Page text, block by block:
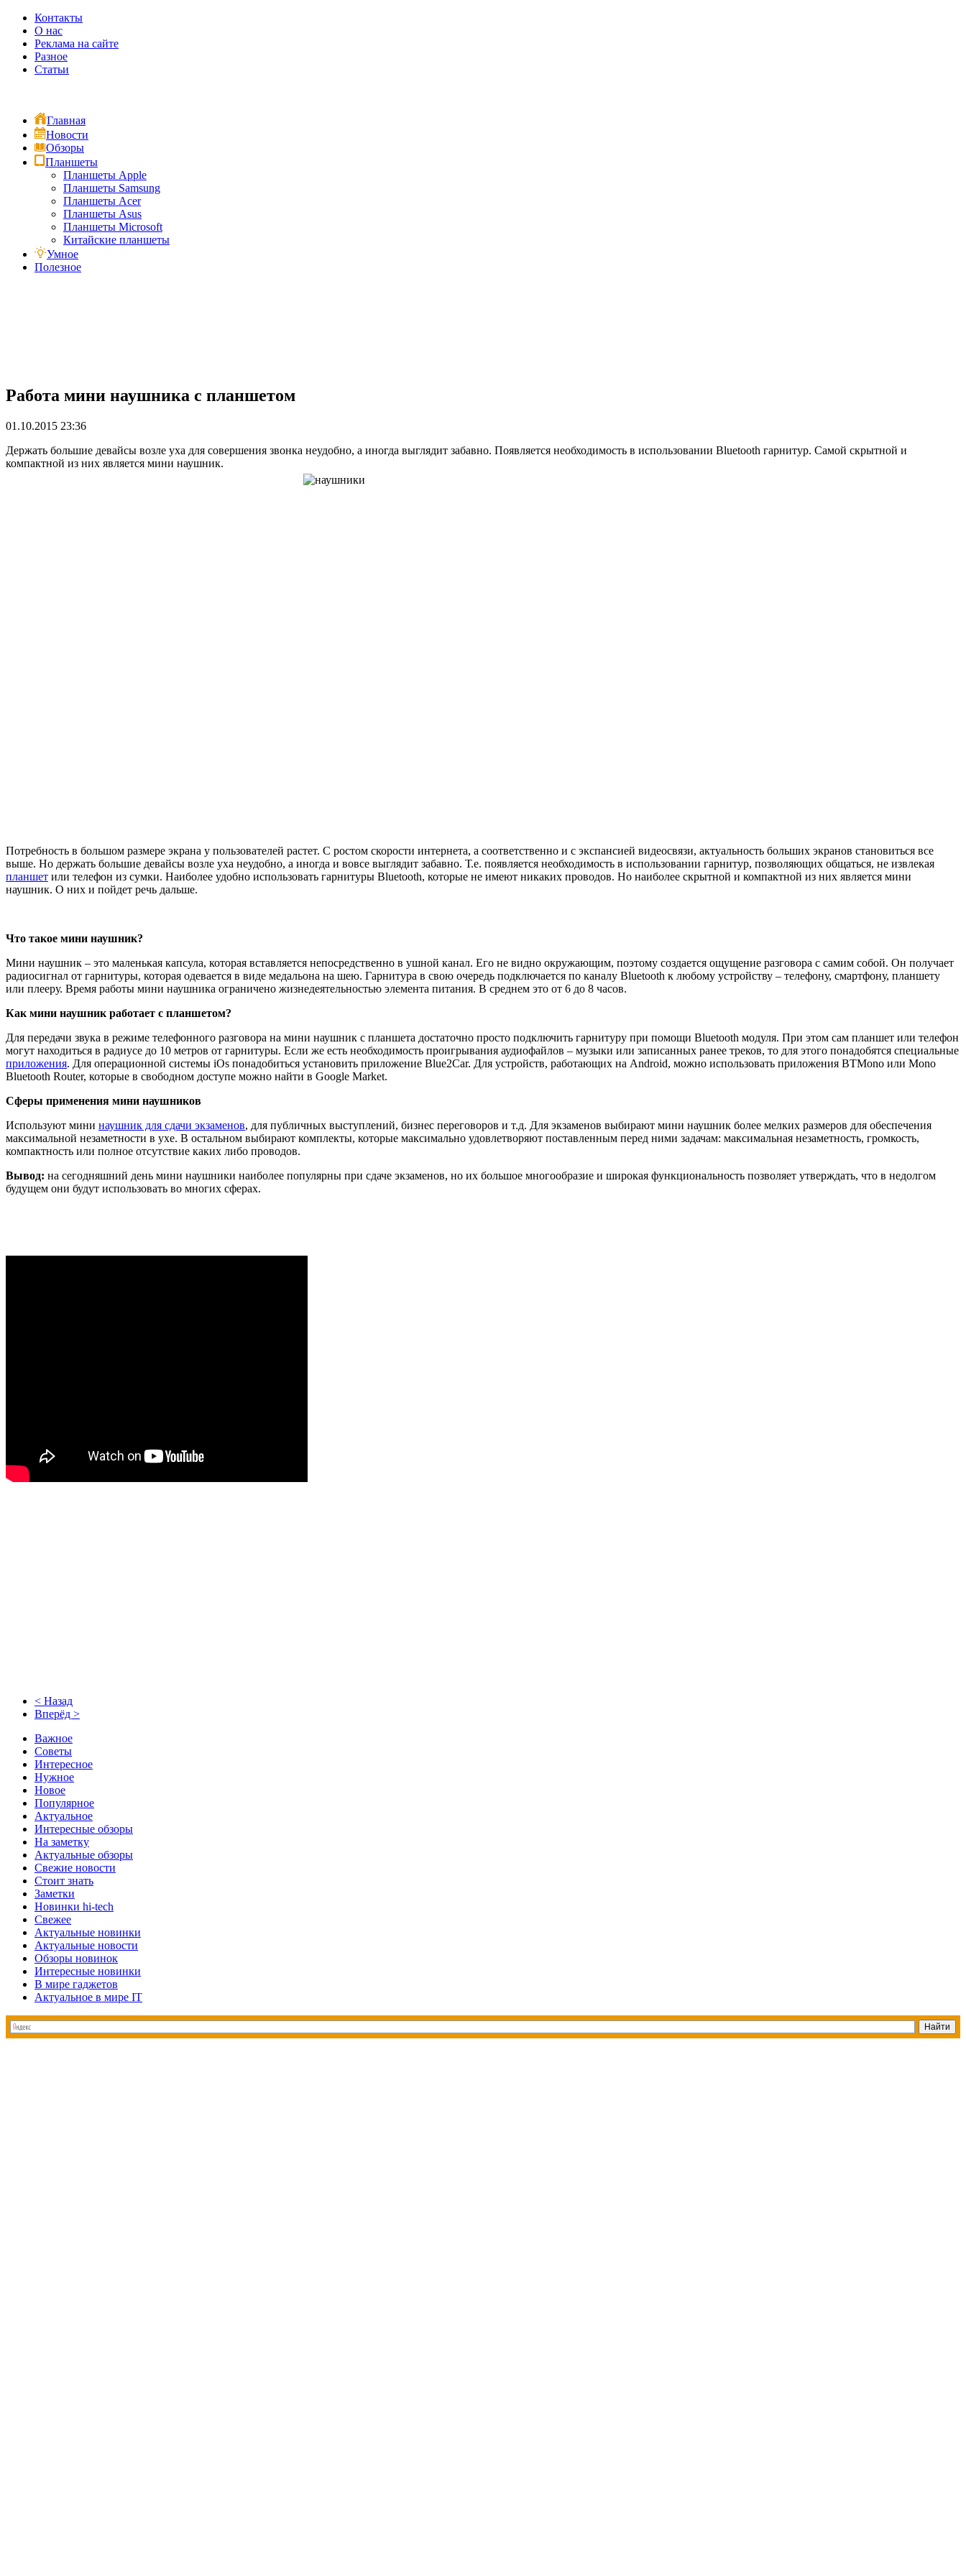
Контакты
О нас
Реклама на сайте
Разное
Статьи
Главная
Новости
Обзоры
Планшеты
Планшеты Apple
Планшеты Samsung
Планшеты Acer
Планшеты Asus
Планшеты Microsoft
Китайские планшеты
Умное
Полезное
Работа мини наушника с планшетом
01.10.2015 23:36
Держать большие девайсы возле уха для совершения звонка неудобно, а иногда выглядит забавно. Появляется необходимость в использовании Bluetooth гарнитур. Самой скрытной и
компактной из них является мини наушник.
Потребность в большом размере экрана у пользователей растет. С ростом скорости интернета, а соответственно и с экспансией видеосвязи, актуальность больших экранов становиться все
выше. Но держать большие девайсы возле уха неудобно, а иногда и вовсе выглядит забавно. Т.е. появляется необходимость в использовании гарнитур, позволяющих общаться, не извлекая
планшет или телефон из сумки. Наиболее удобно использовать гарнитуры Bluetooth, которые не имеют никаких проводов. Но наиболее скрытной и компактной из них является мини
наушник. О них и пойдет речь дальше.
Что такое мини наушник?
Мини наушник – это маленькая капсула, которая вставляется непосредственно в ушной канал. Его не видно окружающим, поэтому создается ощущение разговора с самим собой. Он получает
радиосигнал от гарнитуры, которая одевается в виде медальона на шею. Гарнитура в свою очередь подключается по каналу Bluetooth к любому устройству – телефону, смартфону, планшету
или плееру. Время работы мини наушника ограничено жизнедеятельностью элемента питания. В среднем это от 6 до 8 часов.
Как мини наушник работает с планшетом?
Для передачи звука в режиме телефонного разговора на мини наушник с планшета достаточно просто подключить гарнитуру при помощи Bluetooth модуля. При этом сам планшет или телефон
могут находиться в радиусе до 10 метров от гарнитуры. Если же есть необходимость проигрывания аудиофайлов – музыки или записанных ранее треков, то для этого понадобятся специальные
приложения. Для операционной системы iOs понадобиться установить приложение Blue2Car. Для устройств, работающих на Android, можно использовать приложения BTMono или Mono
Bluetooth Router, которые в свободном доступе можно найти в Google Market.
Сферы применения мини наушников
Используют мини наушник для сдачи экзаменов, для публичных выступлений, бизнес переговоров и т.д. Для экзаменов выбирают мини наушник более мелких размеров для обеспечения
максимальной незаметности в ухе. В остальном выбирают комплекты, которые максимально удовлетворяют поставленным перед ними задачам: максимальная незаметность, громкость,
компактность или полное отсутствие каких либо проводов.
Вывод: на сегодняшний день мини наушники наиболее популярны при сдаче экзаменов, но их большое многообразие и широкая функциональность позволяет утверждать, что в недолгом
будущем они будут использовать во многих сферах.
< Назад
Вперёд >
Важное
Советы
Интересное
Нужное
Новое
Популярное
Актуальное
Интересные обзоры
На заметку
Актуальные обзоры
Свежие новости
Стоит знать
Заметки
Новинки hi-tech
Свежее
Актуальные новинки
Актуальные новости
Обзоры новинок
Интересные новинки
В мире гаджетов
Актуальное в мире IT